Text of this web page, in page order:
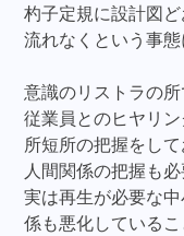
杓子定規に設計図
流れなくという事態
意識のリストラの
従業員とのヒヤリ
所短所の把握をし
人間関係の把握も必
実は再生が必要な
係も悪化している